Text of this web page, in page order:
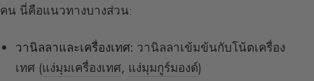
คน นี่คือแนวทางบางส่วน:
วานิลลาและเครื่องเทศ: วานิลลาเข้มข้นกับโน้ตเครื่อง
เทศ (แง่มุมเครื่องเทศ, แง่มุมกูร์มองด์)